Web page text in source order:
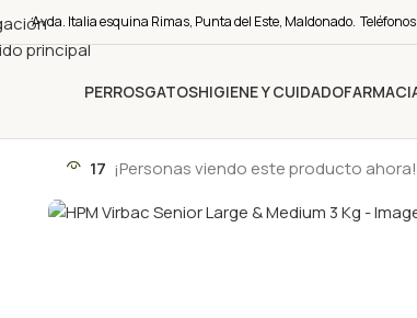
principal
Avda. Italia esquina Rimas, Punta del Este, Maldonado. Teléfonos:
PERROSGATOSHIGIENE Y CUIDADO
17 ¡Personas viendo este producto ahora!